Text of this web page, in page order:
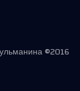
©2016